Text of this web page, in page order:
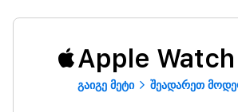
Apple
გაიგე მეტი შეადარეთ